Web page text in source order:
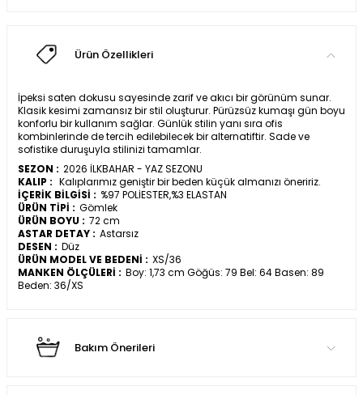
Ürün Özellikleri
İpeksi saten dokusu sayesinde zarif ve akıcı bir görünüm sunar.
Klasik kesimi zamansız bir stil oluşturur. Pürüzsüz kumaşı gün boyu
konforlu bir kullanım sağlar. Günlük stilin yanı sıra ofis
kombinlerinde de tercih edilebilecek bir alternatiftir. Sade ve
sofistike duruşuyla stilinizi tamamlar.
SEZON : 2026 İLKBAHAR - YAZ SEZONU
KALIP : Kalıplarımız geniştir bir beden küçük almanızı öneririz.
İÇERİK BİLGİSİ : %97 POLİESTER,%3 ELASTAN
ÜRÜN TİPİ : Gömlek
ÜRÜN BOYU : 72 cm
ASTAR DETAY : Astarsız
DESEN : Düz
ÜRÜN MODEL VE BEDENİ : XS/36
MANKEN ÖLÇÜLERİ : Boy: 1,73 cm Göğüs: 79 Bel: 64 Basen: 89
Beden: 36/XS
Bakım Önerileri